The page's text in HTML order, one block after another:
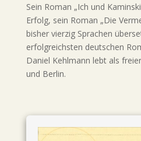
Sein Roman „Ich und
Erfolg, sein Roman „Die
bisher vierzig Sprachen
erfolgreichsten deutschen
Daniel Kehlmann lebt als
und Berlin.